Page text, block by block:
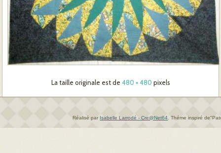
La taille originale est de 480 × 480 pixels
Réalisé par Isabelle Larrodé - Cre@Net64 Théme inspiré